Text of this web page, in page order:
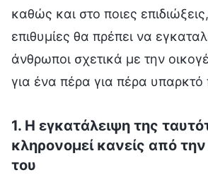
καθώς και στο ποιες
επιθυμίες θα πρέπει να
άνθρωποι σχετικά με την
για ένα πέρα για πέρα
1. Η εγκατάλειψη της
κληρονομεί κανείς από την
του